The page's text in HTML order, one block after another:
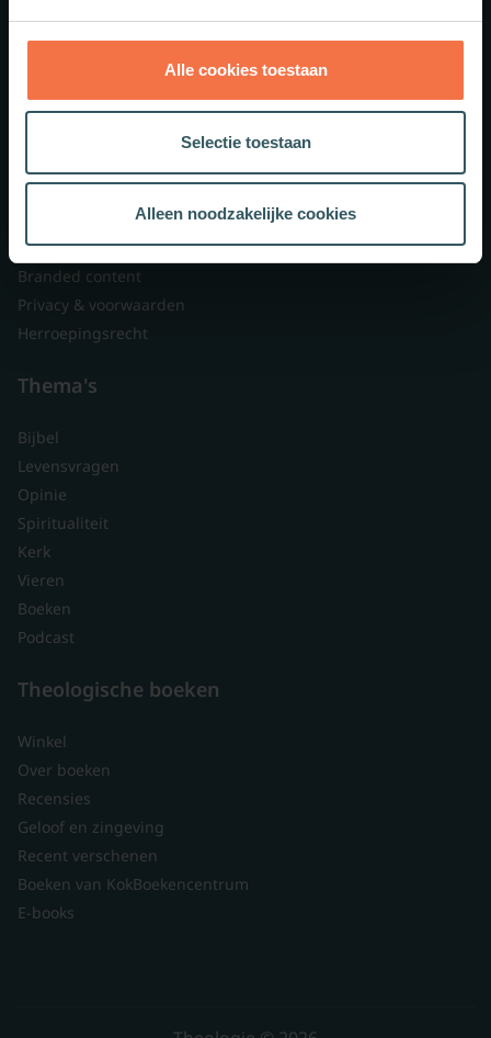
Alle cookies toestaan
Selectie toestaan
Alleen noodzakelijke cookies
Nieuwsbrieven
Veelgestelde vragen
Contact
Branded content
Privacy & voorwaarden
Herroepingsrecht
Thema's
Bijbel
Levensvragen
Opinie
Spiritualiteit
Kerk
Vieren
Boeken
Podcast
Theologische boeken
Winkel
Over boeken
Recensies
Geloof en zingeving
Recent verschenen
Boeken van KokBoekencentrum
E-books